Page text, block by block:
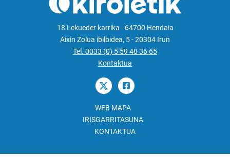
18 Lekueder karrika - 64700 Hendaia
Aixin Zolua ibilbidea, 5 - 20304 Irun
Tel. 0033 (0) 5 59 48 36 65
Kontaktua
WEB MAPA
IRISGARRITASUNA
KONTAKTUA